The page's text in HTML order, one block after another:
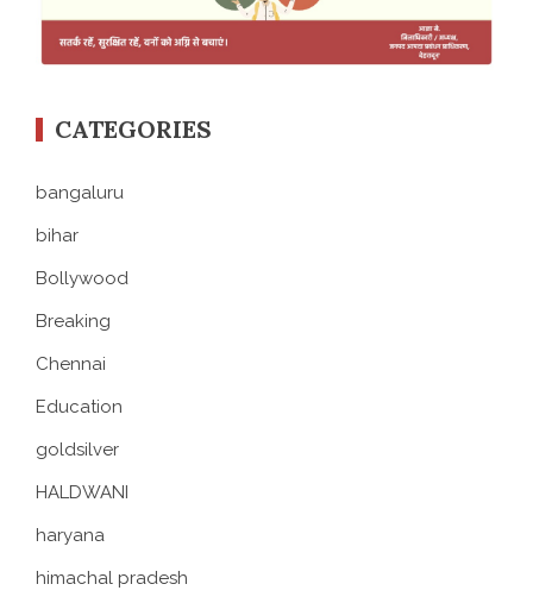
CATEGORIES
bangaluru
bihar
Bollywood
Breaking
Chennai
Education
goldsilver
HALDWANI
haryana
himachal pradesh